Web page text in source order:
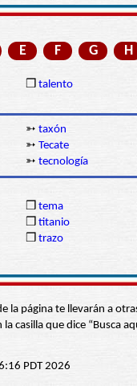
E F G H
❒ talento
➳ taxón
➳ Tecate
➳ tecnología
❒ tema
❒ titanio
❒ trazo
la página te llevarán a
la casilla que dice
PDT 2026